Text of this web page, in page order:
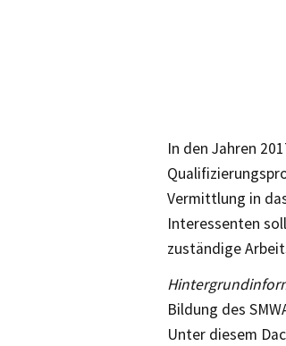
In den Jahren
Vermittlung in
Interessenten
zuständige
Bildung des
Unter diesem